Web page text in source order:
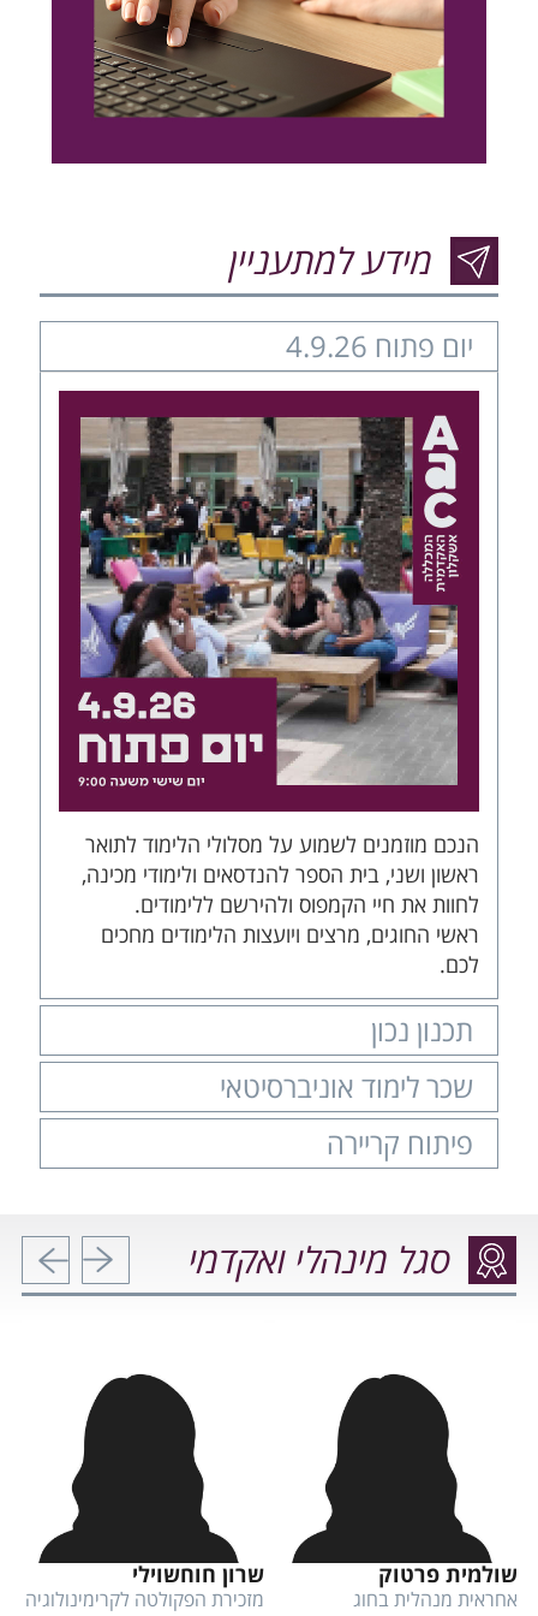
מידע למתעניין
יום פתוח 4.9.26
הנכם מוזמנים לשמוע על מסלולי הלימוד לתואר
ראשון ושני, בית הספר להנדסאים ולימודי מכינה,
לחוות את חיי הקמפוס ולהירשם ללימודים.
ראשי החוגים, מרצים ויועצות הלימודים מחכים
לכם.
תכנון נכון
שכר לימוד אוניברסיטאי
פיתוח קריירה
סגל מינהלי ואקדמי הבא הקודם
שרון חוחשוילי
מזכירת הפקולטה לקרימינולוגיה
שולמית פרטוק
אחראית מנהלית בחוג